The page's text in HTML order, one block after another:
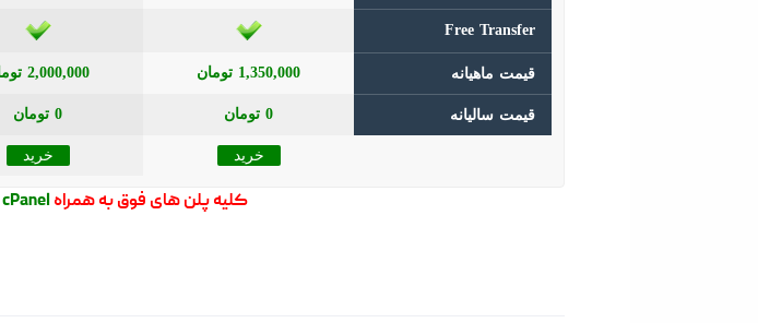
Free Transfer
2,000,000 تومان 1,350,000 تومان قیمت ماهیانه
0 تومان 0 تومان قیمت سالیانه
خرید خرید
کلیه پلن های فوق به همراهcPanel